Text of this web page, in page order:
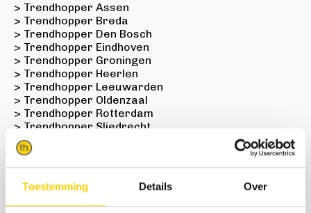
Toestemming Details Over
> Trendhopper Assen
> Trendhopper Breda
> Trendhopper Den Bosch
> Trendhopper Eindhoven
> Trendhopper Groningen
> Trendhopper Heerlen
> Trendhopper Leeuwarden
> Trendhopper Oldenzaal
> Trendhopper Rotterdam
> Trendhopper Sliedrecht
> Trendhopper Tilburg
> Trendhopper Utrecht
> Trendhopper Veenendaal
> Trendhopper Venlo
> Trendhopper Wolvega
> Trendhopper Zoeterwoude